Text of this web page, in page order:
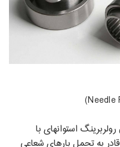
استوانه‏ای با